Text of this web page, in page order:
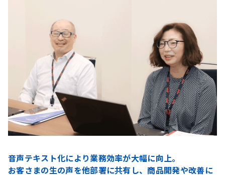
音声テキスト化により業務効率が大幅に向上。
お客さまの生の声を他部署に共有し、商品開発や改善に